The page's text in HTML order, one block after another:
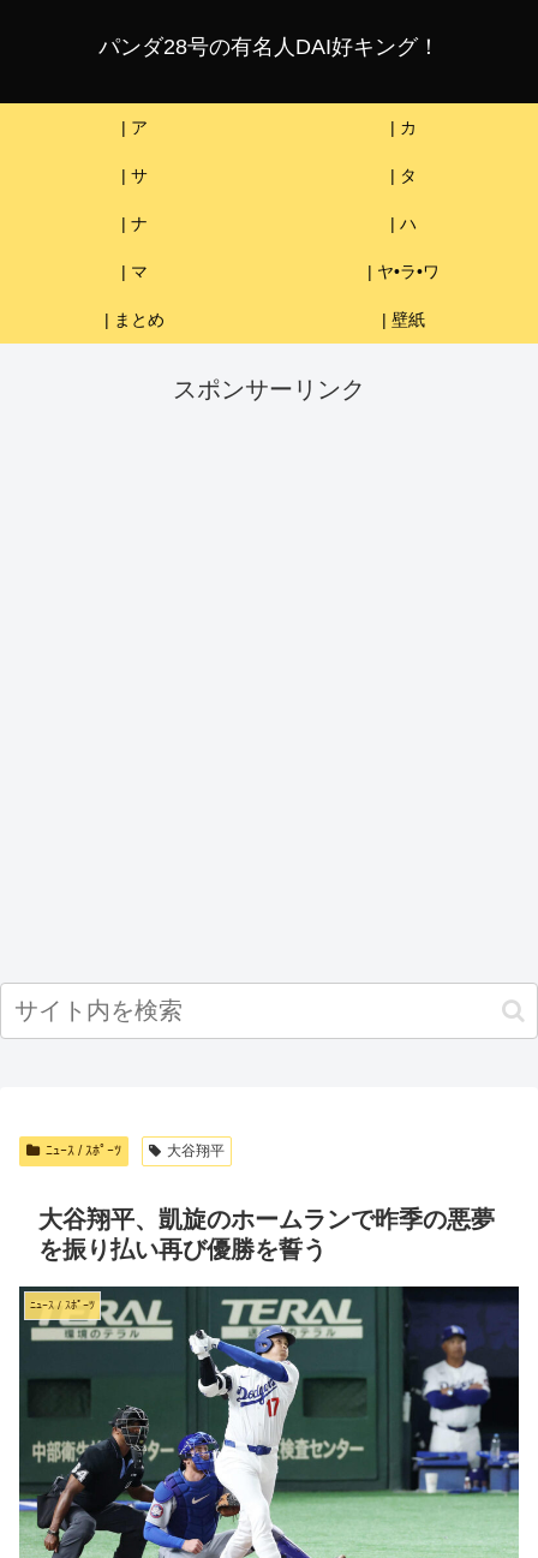
パンダ28号の有名人DAI好キング！
| ア | カ
| サ | タ
| ナ | ハ
| マ | ヤ•ラ•ワ
| まとめ | 壁紙
スポンサーリンク
ﾆｭｰｽ / ｽﾎﾟｰﾂ 大谷翔平
大谷翔平、凱旋のホームランで昨季の悪夢
を振り払い再び優勝を誓う
ﾆｭｰｽ / ｽﾎﾟｰﾂ